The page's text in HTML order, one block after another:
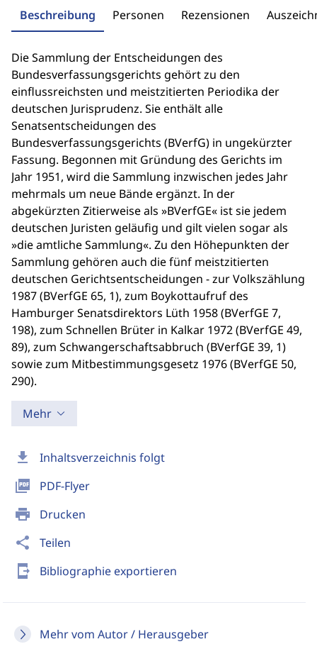
download Inhaltsverzeichnis folgt
picture_as_pdf PDF-Flyer
print Drucken
share Teilen
send_to_mobile Bibliographie exportieren
Mehr vom Autor / Herausgeber
Beschreibung Personen Rezensionen
Die Sammlung der Entscheidungen des
Bundesverfassungsgerichts gehört zu den
einflussreichsten und meistzitierten Periodika der
deutschen Jurisprudenz. Sie enthält alle
Senatsentscheidungen des
Bundesverfassungsgerichts (BVerfG) in ungekürzter
Fassung. Begonnen mit Gründung des Gerichts im
Jahr 1951, wird die Sammlung inzwischen jedes Jahr
mehrmals um neue Bände ergänzt. In der
abgekürzten Zitierweise als »BVerfGE« ist sie jedem
deutschen Juristen geläufig und gilt vielen sogar als
»die amtliche Sammlung«. Zu den Höhepunkten der
Sammlung gehören auch die fünf meistzitierten
deutschen Gerichtsentscheidungen - zur Volkszählung
1987 (BVerfGE 65, 1), zum Boykottaufruf des
Hamburger Senatsdirektors Lüth 1958 (BVerfGE 7,
198), zum Schnellen Brüter in Kalkar 1972 (BVerfGE 49,
89), zum Schwangerschaftsabbruch (BVerfGE 39, 1)
sowie zum Mitbestimmungsgesetz 1976 (BVerfGE 50,
290).
Mehr